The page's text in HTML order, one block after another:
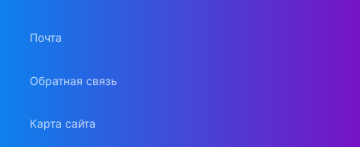
Почта
Обратная связь
Карта сайта